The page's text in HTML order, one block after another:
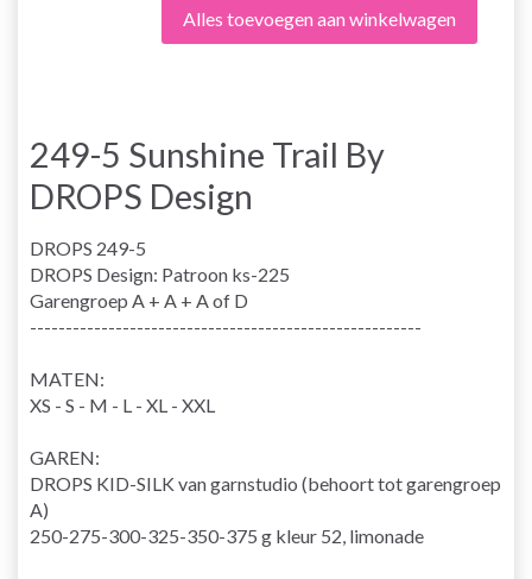
Alles toevoegen aan winkelwagen
249-5 Sunshine Trail By
DROPS Design
DROPS 249-5
DROPS Design: Patroon ks-225
Garengroep A + A + A of D
-------------------------------------------------------
MATEN:
XS - S - M - L - XL - XXL
GAREN:
DROPS KID-SILK van garnstudio (behoort tot garengroep
A)
250-275-300-325-350-375 g kleur 52, limonade